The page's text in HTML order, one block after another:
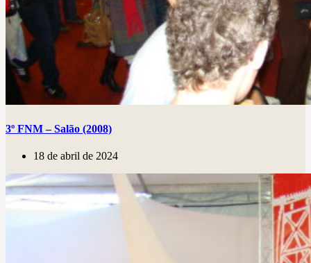
3º FNM – Salão (2008)
18 de abril de 2024